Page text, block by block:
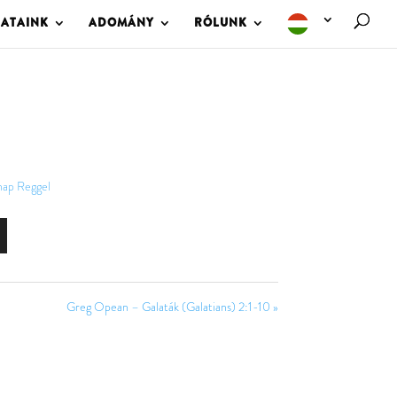
ADOMÁNY RÓLUNK
Reggel
Greg Opean – Galaták (Galatians) 2:1-10 »